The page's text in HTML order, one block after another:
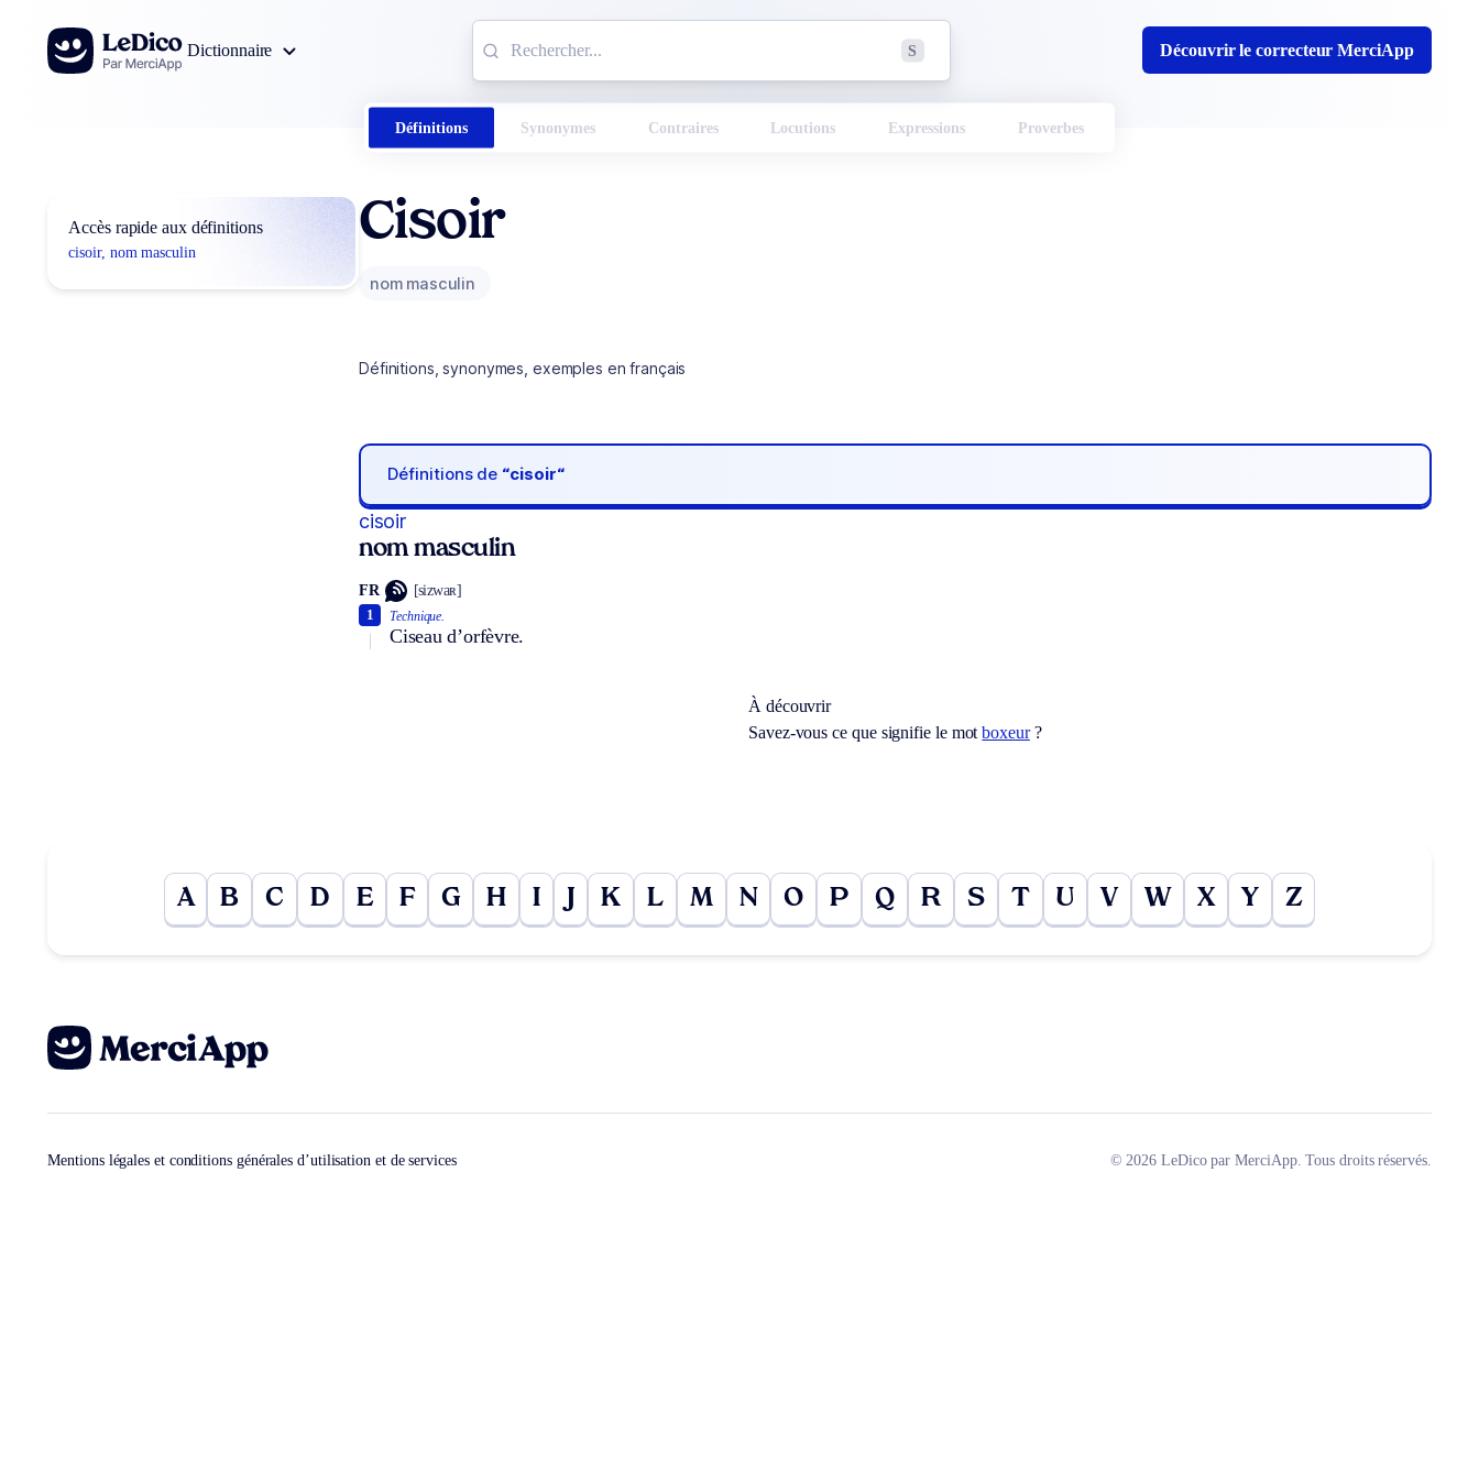
Aller au contenu
Dictionnaire
S Découvrir le correcteur MerciApp
Définitions Synonymes Contraires Locutions Expressions Proverbes
Accès rapide aux définitions
cisoir, nom masculin
Cisoir
nom masculin
Définitions, synonymes, exemples en français
Définitions de “cisoir“
cisoir
nom masculin
FR [sizwaʀ]
Technique.
Ciseau d’orfèvre.
1
À découvrir
Savez-vous ce que signifie le motboxeur?
A B C D E F G H I K L M N O P Q R S T U V W X Y Z
Mentions légales et conditions générales d’utilisation et de services © 2026 LeDico par MerciApp. Tous droits réservés.